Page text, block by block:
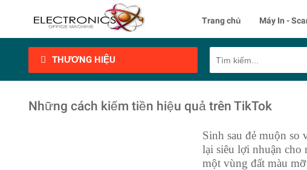
Trang chủ Máy In -
THƯƠNG HIỆU
Những cách kiếm tiền hiệu quả trên TikTok
Sinh sau đẻ muộn so
lại siêu lợi nhuận cho
một vùng đất màu